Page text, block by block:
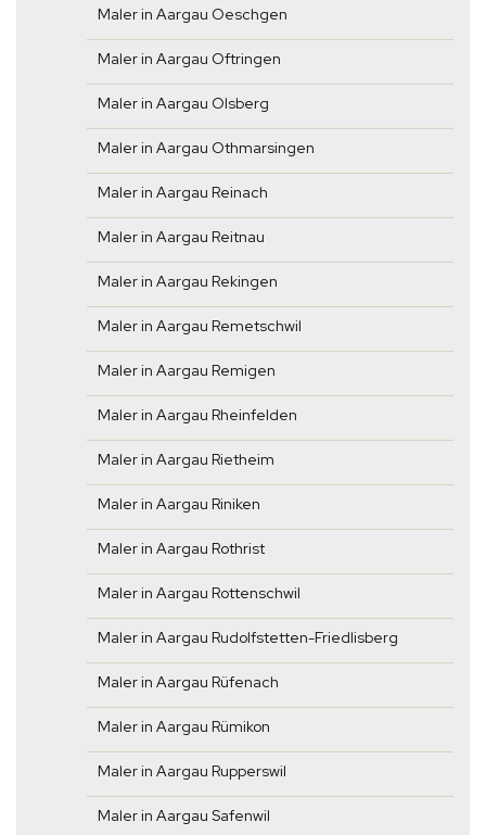
Maler in Aargau Oeschgen
Maler in Aargau Oftringen
Maler in Aargau Olsberg
Maler in Aargau Othmarsingen
Maler in Aargau Reinach
Maler in Aargau Reitnau
Maler in Aargau Rekingen
Maler in Aargau Remetschwil
Maler in Aargau Remigen
Maler in Aargau Rheinfelden
Maler in Aargau Rietheim
Maler in Aargau Riniken
Maler in Aargau Rothrist
Maler in Aargau Rottenschwil
Maler in Aargau Rudolfstetten-Friedlisberg
Maler in Aargau Rüfenach
Maler in Aargau Rümikon
Maler in Aargau Rupperswil
Maler in Aargau Safenwil